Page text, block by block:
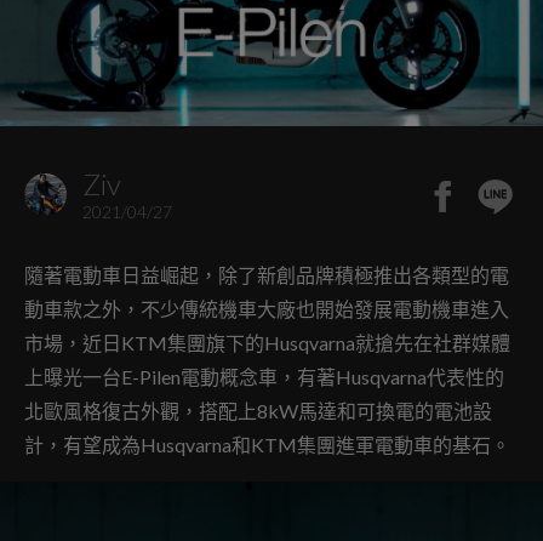
Ziv
2021/04/27
隨著電動車日益崛起，除了新創品牌積極推出各類型的電
動車款之外，不少傳統機車大廠也開始發展電動機車進入
市場，近日KTM集團旗下的Husqvarna就搶先在社群媒體
上曝光一台E-Pilen電動概念車，有著Husqvarna代表性的
北歐風格復古外觀，搭配上8kW馬達和可換電的電池設
計，有望成為Husqvarna和KTM集團進軍電動車的基石。